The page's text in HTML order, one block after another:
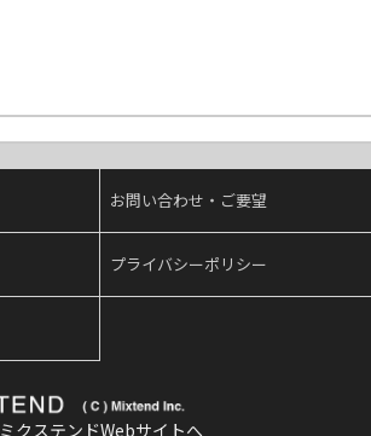
お問い合わせ・ご要望
プライバシーポリシー
ミクステンドWebサイトへ